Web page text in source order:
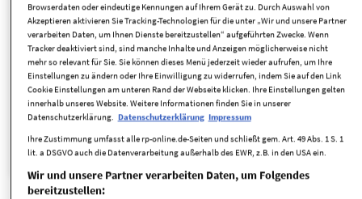
Wohnfläche
Zimmer
Suche anpassen
Objekttyp: Strandhaus
Browserdaten oder eindeutige Kennungen auf Ihrem Gerät zu. Durch Auswahl von
Akzeptieren aktivieren Sie Tracking-Technologien für die unter „Wir und unsere Partner
verarbeiten Daten, um Ihnen Dienste bereitzustellen“ aufgeführten Zwecke. Wenn
Tracker deaktiviert sind, sind manche Inhalte und Anzeigen möglicherweise nicht
mehr so relevant für Sie. Sie können dieses Menü jederzeit wieder aufrufen, um Ihre
Einstellungen zu ändern oder Ihre Einwilligung zu widerrufen, indem Sie auf den Link
Cookie Einstellungen am unteren Rand der Webseite klicken. Ihre Einstellungen gelten
innerhalb unseres Website. Weitere Informationen finden Sie in unserer
Datenschutzerklärung. Datenschutzerklärung Impressum
Ihre Zustimmung umfasst alle rp-online.de-Seiten und schließt gem. Art. 49 Abs. 1 S. 1
lit. a DSGVO auch die Datenverarbeitung außerhalb des EWR, z.B. in den USA ein.
Wir und unsere Partner verarbeiten Daten, um Folgendes
bereitzustellen: